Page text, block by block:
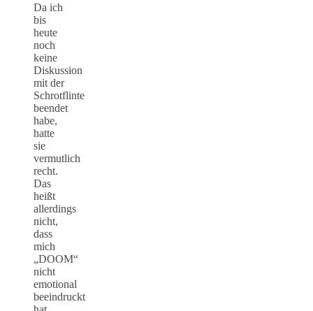
Da ich
bis
heute
noch
keine
Diskussion
mit der
Schrotflinte
beendet
habe,
hatte
sie
vermutlich
recht.
Das
heißt
allerdings
nicht,
dass
mich
„DOOM“
nicht
emotional
beeindruckt